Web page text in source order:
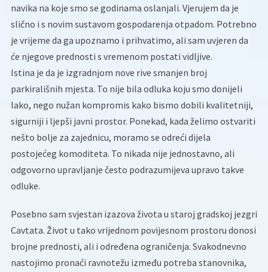
navika na koje smo se godinama oslanjali. Vjerujem da je
slično i s novim sustavom gospodarenja otpadom. Potrebno
je vrijeme da ga upoznamo i prihvatimo, ali sam uvjeren da
će njegove prednosti s vremenom postati vidljive.
Istina je da je izgradnjom nove rive smanjen broj
parkirališnih mjesta. To nije bila odluka koju smo donijeli
lako, nego nužan kompromis kako bismo dobili kvalitetniji,
sigurniji i ljepši javni prostor. Ponekad, kada želimo ostvariti
nešto bolje za zajednicu, moramo se odreći dijela
postojećeg komoditeta. To nikada nije jednostavno, ali
odgovorno upravljanje često podrazumijeva upravo takve
odluke.
Posebno sam svjestan izazova života u staroj gradskoj jezgri
Cavtata. Život u tako vrijednom povijesnom prostoru donosi
brojne prednosti, ali i određena ograničenja. Svakodnevno
nastojimo pronaći ravnotežu između potreba stanovnika,